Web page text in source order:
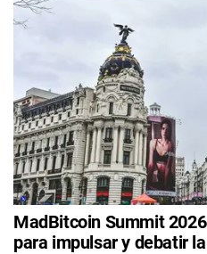
MadBitcoin Summit
para impulsar y debatir